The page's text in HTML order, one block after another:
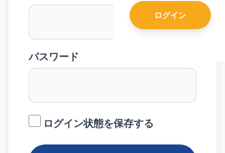
ログイン
パスワード
ログイン状態を保存する